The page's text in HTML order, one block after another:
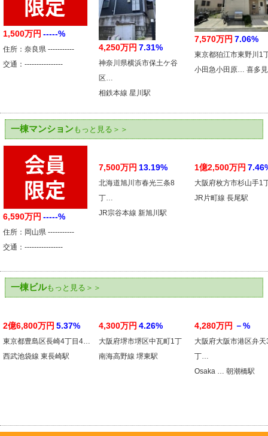
1,500万円 -----%
住所：奈良県 -----------
交通：----------------
4,250万円 7.31%
神奈川県横浜市保土ケ谷
区…
相鉄本線 星川駅
7,570万円 7.06%
東京都狛江市東野川1
小田急小田原… 喜多
一棟マンションもっと見る＞＞
6,590万円 -----%
住所：岡山県 -----------
交通：----------------
7,500万円 13.19%
北海道旭川市春光三条8
丁…
JR宗谷本線 新旭川駅
1億2,500万円
大阪府枚方市杉山手1
JR片町線 長尾駅
一棟ビルもっと見る＞＞
2億6,800万円 5.37%
東京都豊島区長崎4丁目4…
西武池袋線 東長崎駅
4,300万円 4.26%
大阪府堺市堺区中瓦町1丁
南海高野線 堺東駅
4,280万円 －%
大阪府大阪市港区弁天
丁…
Osaka … 朝潮橋駅